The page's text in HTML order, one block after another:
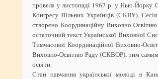
провела у листопаді 1967 р. у Нью-Йорку
Конгресу Вільних Українців (СКВУ). Сесія
створено Координаційну Виховно-
остаточний текст Української Виховної
Тимчасової Координаційної Виховно-
Виховно-Освітню Раду (СКВОР), тим самим
освіти.
Стан навчання української молоді в